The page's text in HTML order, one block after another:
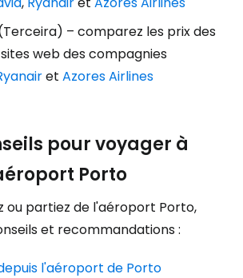
– comparez les prix des
web des compagnies
et Azores Airlines
pour voyager à
Porto
ou partiez de l'aéroport Porto,
et recommandations :
l'aéroport de Porto